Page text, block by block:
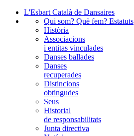
L'Esbart Català de Dansaires
Qui som? Què fem? Estatuts
Història
Associacions
i entitas vinculades
Danses ballades
Danses
recuperades
Distincions
obtingudes
Seus
Historial
de responsabilitats
Junta directiva